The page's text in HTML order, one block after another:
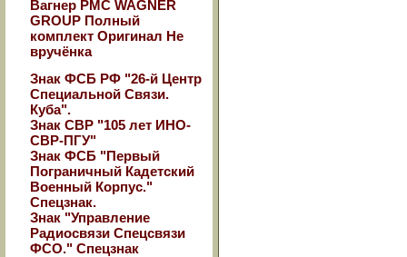
Вагнер РМС WAGNER
GROUP Полный
комплект Оригинал Не
вручёнка
Знак ФСБ РФ "26-й Центр
Специальной Связи.
Куба".
Знак СВР "105 лет ИНО-
СВР-ПГУ"
Знак ФСБ "Первый
Пограничный Кадетский
Военный Корпус."
Спецзнак.
Знак "Управление
Радиосвязи Спецсвязи
ФСО." Спецзнак